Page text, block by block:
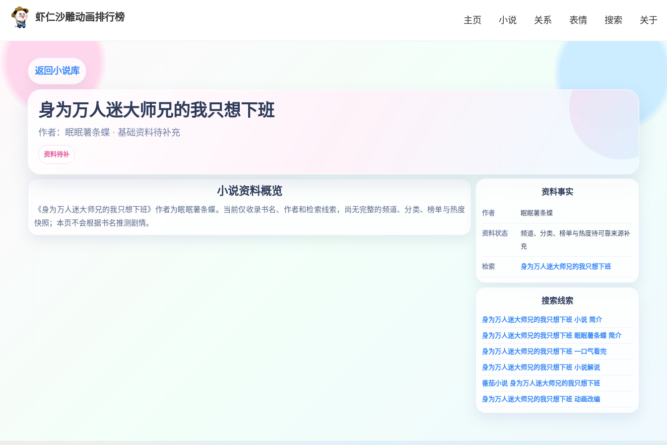
虾仁沙雕动画排行榜 主页 小说 关系 表情 搜索 关于
返回小说库
身为万人迷大师兄的我只想下班
作者：眠眠薯条蝶 · 基础资料待补充
资料待补
小说资料概览
《身为万人迷大师兄的我只想下班》作者为眠眠薯条蝶。当前仅收录书名、作者和检索线索，尚无完整的频道、分类、榜单与热度
快照；本页不会根据书名推测剧情。
资料事实
作者 眠眠薯条蝶
资料状态
频道、分类、榜单与热度待可靠来源补
充
检索 身为万人迷大师兄的我只想下班
搜索线索
身为万人迷大师兄的我只想下班 小说 简介
身为万人迷大师兄的我只想下班 眠眠薯条蝶 简介
身为万人迷大师兄的我只想下班 一口气看完
身为万人迷大师兄的我只想下班 小说解说
番茄小说 身为万人迷大师兄的我只想下班
身为万人迷大师兄的我只想下班 动画改编